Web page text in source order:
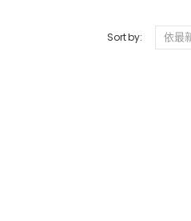
Sort by: